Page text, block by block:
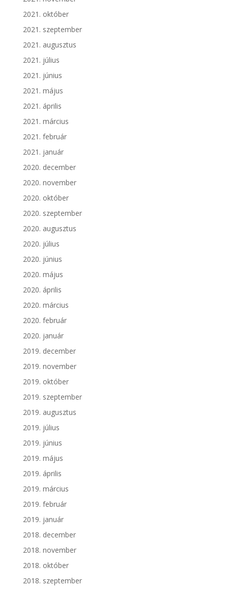
2021. október
2021. szeptember
2021. augusztus
2021. július
2021. június
2021. május
2021. április
2021. március
2021. február
2021. január
2020. december
2020. november
2020. október
2020. szeptember
2020. augusztus
2020. július
2020. június
2020. május
2020. április
2020. március
2020. február
2020. január
2019. december
2019. november
2019. október
2019. szeptember
2019. augusztus
2019. július
2019. június
2019. május
2019. április
2019. március
2019. február
2019. január
2018. december
2018. november
2018. október
2018. szeptember